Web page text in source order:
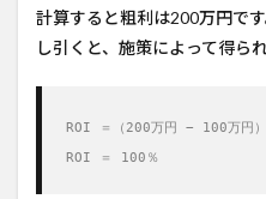
計算すると粗利は200万円で
し引くと、施策によって得ら
ROI ＝（200万円 − 100万円
ROI ＝ 100％